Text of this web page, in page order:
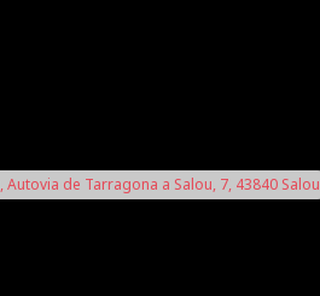
, Autovia de Tarragona a Salou, 7, 43840 Salou